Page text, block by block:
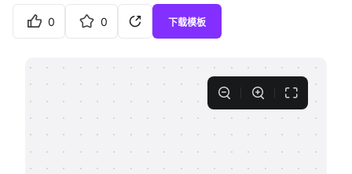
客户案例
支持
0 0 下载模板